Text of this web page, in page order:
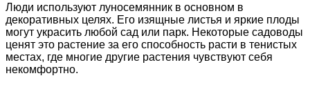
Люди используют луносемянник в основном в
декоративных целях. Его изящные листья и яркие плоды
могут украсить любой сад или парк. Некоторые садоводы
ценят это растение за его способность расти в тенистых
местах, где многие другие растения чувствуют себя
некомфортно.